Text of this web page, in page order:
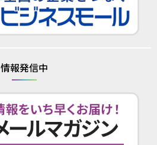
情報発信中